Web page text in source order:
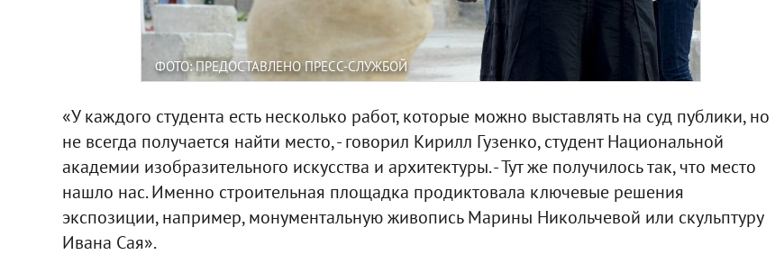
ФОТО: ПРЕДОСТАВЛЕНО ПРЕСС-СЛУЖБОЙ
«У каждого студента есть несколько работ, которые можно выставлять на суд публики, но
не всегда получается найти место, - говорил Кирилл Гузенко, студент Национальной
академии изобразительного искусства и архитектуры. - Тут же получилось так, что место
нашло нас. Именно строительная площадка продиктовала ключевые решения
экспозиции, например, монументальную живопись Марины Никольчевой или скульптуру
Ивана Сая».